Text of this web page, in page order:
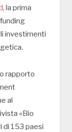
, la prima
investimenti
rapporto
al
«Bio
di 153 paesi